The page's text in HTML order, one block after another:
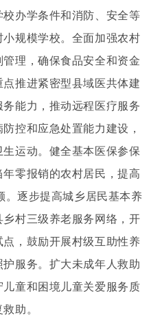
办学条件和消防、安全等
规模学校。全面加强农村
理，确保食品安全和资金
推进紧密型县域医共体建
能力，推动远程医疗服务
控和应急处置能力建设，
运动。健全基本医保参保
零报销的农村居民，提高
。逐步提高城乡居民基本养
村三级养老服务网络，开
，鼓励开展村级互助性养
服务。扩大未成年人救助
童和困境儿童关爱服务质
助。